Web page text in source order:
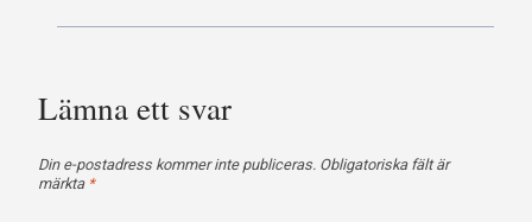
Lämna ett svar
Din e-postadress kommer inte publiceras. Obligatoriska fält är
märkta *